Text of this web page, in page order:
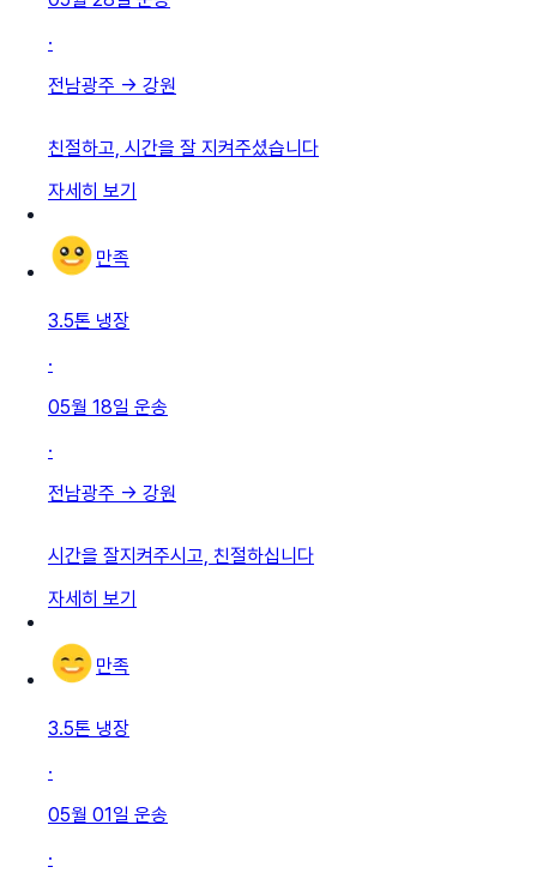
·
전남광주 → 강원
친절하고, 시간을 잘 지켜주셨습니다
자세히 보기
만족
3.5톤 냉장
·
05월 18일 운송
·
전남광주 → 강원
시간을 잘지켜주시고, 친절하십니다
자세히 보기
만족
3.5톤 냉장
·
05월 01일 운송
·